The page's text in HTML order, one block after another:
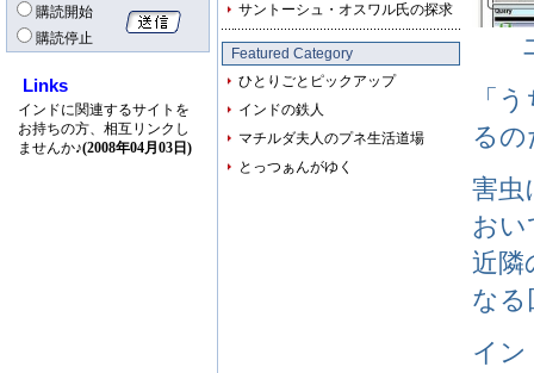
購読開始
購読停止
Links
インドに関連するサイトを
お持ちの方、相互リンクし
ませんか♪(2008年04月03日)
サントーシュ・オスワル氏の探求
Featured Category
ひとりごとピックアップ
インドの鉄人
マチルダ夫人のプネ生活道場
とっつぁんがゆく
「
る
害虫
おい
近隣
なる
イ